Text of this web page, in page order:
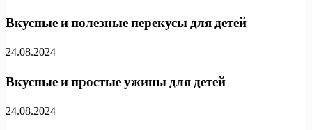
Вкусные и полезные перекусы для детей
24.08.2024
Вкусные и простые ужины для детей
24.08.2024